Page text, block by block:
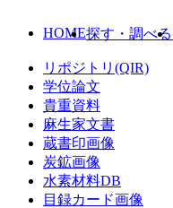
HOME探す・調べる
リポジトリ(QIR)
学位論文
貴重資料
麻生家文書
蔵書印画像
炭鉱画像
水素材料DB
目録カード画像